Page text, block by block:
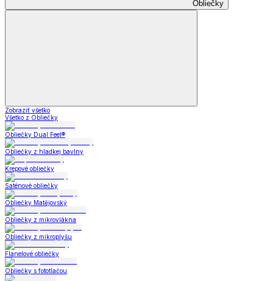
Obliečky
Zobraziť všetko
Všetko z Obliečky
Obliečky Dual Feel®
Obliečky z hladkej bavlny
Krepové obliečky
Saténové obliečky
Obliečky Matějovský
Obliečky z mikrovlákna
Obliečky z mikroplyšu
Flanelové obliečky
Obliečky s fototlačou